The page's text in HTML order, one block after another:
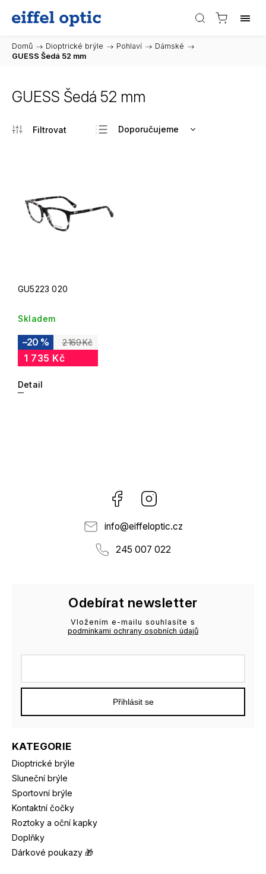
Domů / Dioptrické brýle / Pohlaví / Dámské /
GUESS Šedá 52 mm
GUESS Šedá 52 mm
Doporučujeme
GU5223 020
Skladem
2 169 Kč
–20 %
1 735 Kč
Detail
Facebook
info@eiffeloptic.cz
245 007 022
KATEGORIE
Dioptrické brýle
Sluneční brýle
Sportovní brýle
Kontaktní čočky
Roztoky a oční kapky
Doplňky
Dárkové poukazy 🎁
Odebírat newsletter
Vložením e-mailu souhlasíte s
podmínkami ochrany osobních údajů
Přihlásit se